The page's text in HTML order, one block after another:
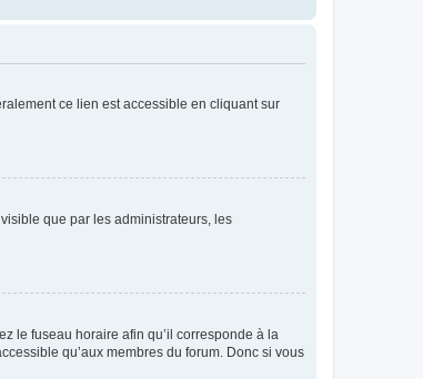
ce lien est accessible en cliquant sur
que par les administrateurs, les
le fuseau horaire afin qu’il corresponde à la
qu’aux membres du forum. Donc si vous